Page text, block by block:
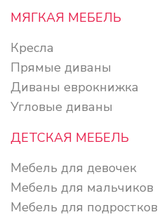
МЯГКАЯ МЕБЕЛЬ
Кресла
Прямые диваны
Диваны еврокнижка
Угловые диваны
ДЕТСКАЯ МЕБЕЛЬ
Мебель для девочек
Мебель для мальчиков
Мебель для подростков